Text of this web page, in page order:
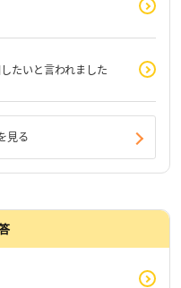
たいと言われました
見る